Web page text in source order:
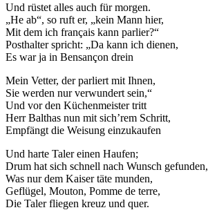
Und rüstet alles auch für morgen.
„He ab“, so ruft er, „kein Mann hier,
Mit dem ich français kann parlier?“
Posthalter spricht: „Da kann ich dienen,
Es war ja in Bensançon drein
Mein Vetter, der parliert mit Ihnen,
Sie werden nur verwundert sein,“
Und vor den Küchenmeister tritt
Herr Balthas nun mit sich’rem Schritt,
Empfängt die Weisung einzukaufen
Und harte Taler einen Haufen;
Drum hat sich schnell nach Wunsch gefunden,
Was nur dem Kaiser täte munden,
Geflügel, Mouton, Pomme de terre,
Die Taler fliegen kreuz und quer.